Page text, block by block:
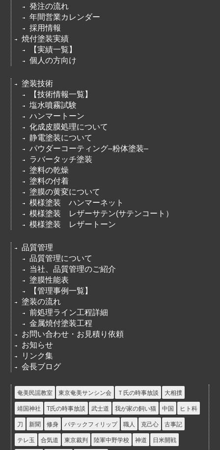
発注の流れ
年間営業カレンダー
採用情報
焼付塗装実績
【実績一覧】
個人の方向け
塗装技術
【技術情報一覧】
塩水噴霧試験
ハンマートーン
化成皮膜処理について
静電塗装について
パウダーコーティング–粉体塗装–
ラバータッチ塗装
塗料の乾燥
塗料の付着
塗膜の黄変について
模様塗装 ハンマーネット
模様塗装 レザーサテン(サテンコート）
模様塗装 レザートーン
品質管理
品質管理について
当社、品質管理のご紹介
塗膜性能表
【管理事例一覧】
塗装の流れ
前処理ライン工程詳細
金属焼付塗装工程
お問い合わせ・お見積り依頼
お知らせ
リンク集
会長ブログ
奄美民謡教室 東京奄美サンシン会 Ｔ氏の時事放談 大相撲
靖国神社 T氏の時事放談 武士道 我が家の飼い猫 中国 ヒト科
刀 新聞 修身 パテックフィリップ 職人 克己心 古事記
テレ玉 合気道 東京裁判 陸軍中野学校 神道 日米開戦